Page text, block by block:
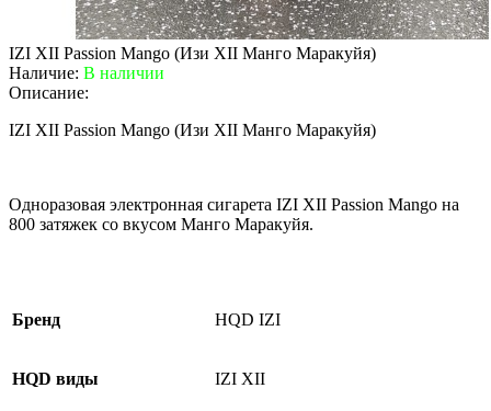
IZI XII Passion Mango (Изи XII Манго Маракуйя)
Наличие: В наличии
Описание:
IZI XII Passion Mango (Изи XII Манго Маракуйя)
Одноразовая электронная сигарета IZI XII Passion Mango на
800 затяжек со вкусом Манго Маракуйя.
Бренд HQD IZI
HQD виды IZI XII